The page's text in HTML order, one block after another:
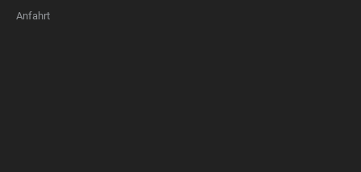
Anfahrt